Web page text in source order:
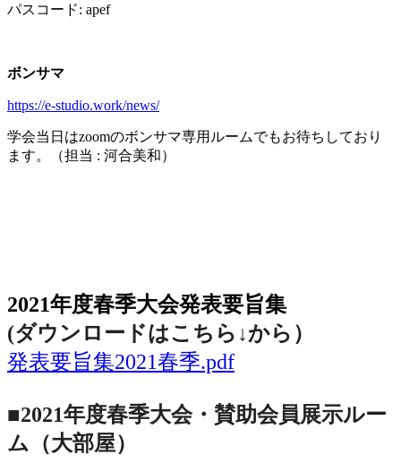
パスコード: apef
ボンサマ
https://e-studio.work/news/
学会当日はzoomのボンサマ専用ルームでもお待ちしており
ます。（担当 : 河合美和）
2021年度春季大会発表要旨集
(ダウンロードはこちら↓から ）
発表要旨集2021春季.pdf
■2021年度春季大会・賛助会員展示ルー
ム（大部屋）